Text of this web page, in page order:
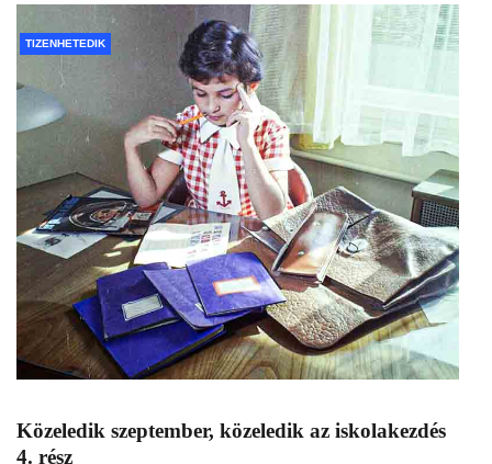
TIZENHETEDIK
Közeledik szeptember, közeledik az iskolakezdés
4. rész